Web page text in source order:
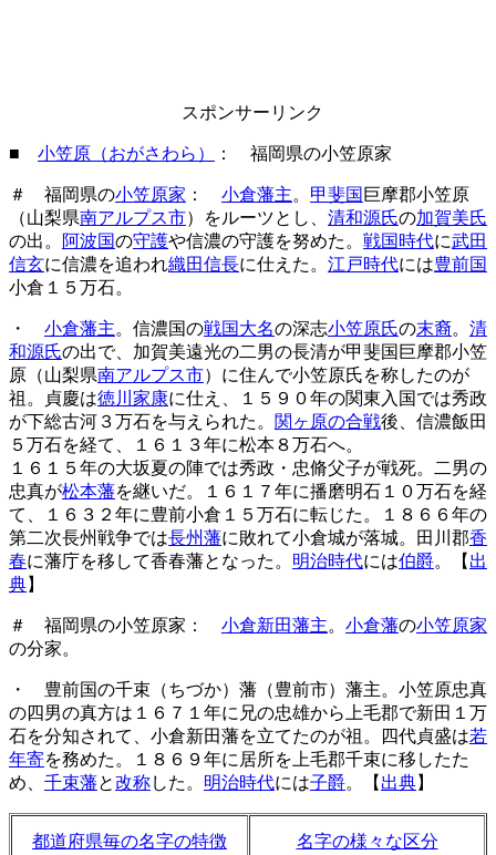
スポンサーリンク
■ 小笠原（おがさわら） ： 福岡県の小笠原家
＃ 福岡県の小笠原家 ： 小倉藩主。 甲斐国 巨摩郡小笠原
（山梨県南アルプス市）をルーツとし、 清和源氏の加賀美氏
の出。
阿波国の守護や信濃の守護を努めた。 戦国時代に武田
信玄に信濃を追われ織田信長に仕えた。 江戸時代には豊前国
小倉１５万石。
・ 小倉藩主。信濃国の戦国大名の深志小笠原氏の末裔。 清
和源氏の出で、加賀美遠光の二男の長清が甲斐国巨摩郡小笠
原（山梨県南アルプス市）に住んで小笠原氏を称したのが
祖。貞慶は徳川家康に仕え、１５９０年の関東入国では秀政
が下総古河３万石を与えられた。 関ヶ原の合戦後、信濃飯田
５万石を経て、１６１３年に松本８万石へ。
１６１５年の大坂夏の陣では秀政・忠脩父子が戦死。二男の
忠真が松本藩を継いだ。１６１７年に播磨明石１０万石を経
て、１６３２年に豊前小倉１５万石に転じた。１８６６年の
第二次長州戦争では長州藩に敗れて小倉城が落城。田川郡香
春に藩庁を移して香春藩となった。 明治時代には伯爵。【 出
典】
＃ 福岡県の小笠原家： 小倉新田藩主。 小倉藩の小笠原家
の分家。
・ 豊前国の千束（ちづか）藩（豊前市）藩主。小笠原忠真
の四男の真方は１６７１年に兄の忠雄から上毛郡で新田１万
石を分知されて、小倉新田藩を立てたのが祖。四代貞盛は若
年寄を務めた。１８６９年に居所を上毛郡千束に移したた
め、 千束藩と改称した。 明治時代には子爵。【 出典】
都道府県毎の名字の特徴 名字の様々な区分